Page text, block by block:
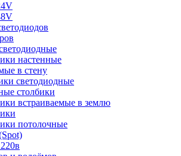
настенные
в стену
светодиодные
столбики
встраиваемые в землю
потолочные